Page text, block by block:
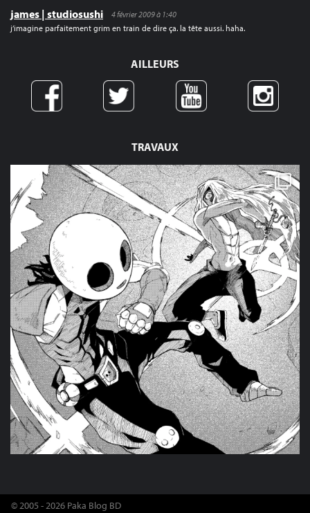
TRAVAUX
james | studiosushi
4 février 2009 à 1:40
j’imagine parfaitement grim en train de dire ça. la tête aussi. haha.
AILLEURS
© 2005 - 2026 Paka Blog BD